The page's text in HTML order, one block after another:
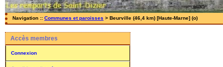
Navigation :: Communes et paroisses > Beurville (46,4 km) [Haute-Marne] (o)
Accès membres
Connexion